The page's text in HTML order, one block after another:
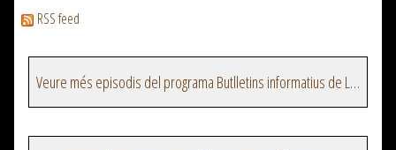
RSS feed
Veure més episodis del programa Butlletins informatius de La Xarxa